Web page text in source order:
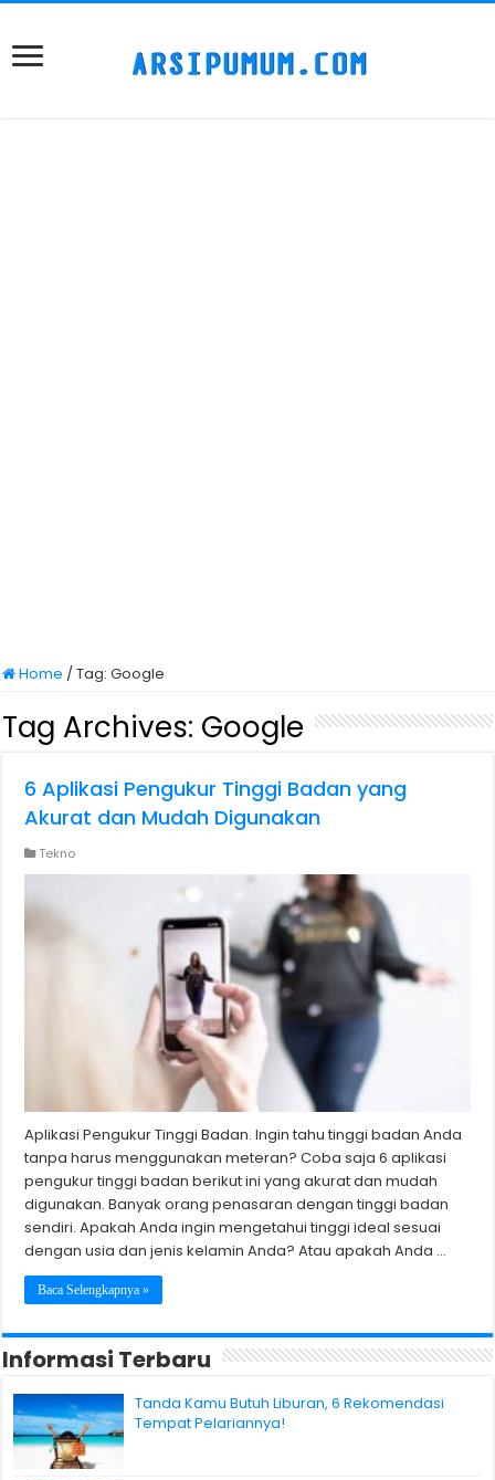
Home /Tag:Google
Tag Archives: Google
6 Aplikasi Pengukur Tinggi Badan yang
Akurat dan Mudah Digunakan
Tekno
Aplikasi Pengukur Tinggi Badan. Ingin tahu tinggi badan Anda
tanpa harus menggunakan meteran? Coba saja 6 aplikasi
pengukur tinggi badan berikut ini yang akurat dan mudah
digunakan. Banyak orang penasaran dengan tinggi badan
sendiri. Apakah Anda ingin mengetahui tinggi ideal sesuai
dengan usia dan jenis kelamin Anda? Atau apakah Anda …
Baca Selengkapnya »
Informasi Terbaru
Tanda Kamu Butuh Liburan, 6 Rekomendasi
Tempat Pelariannya!